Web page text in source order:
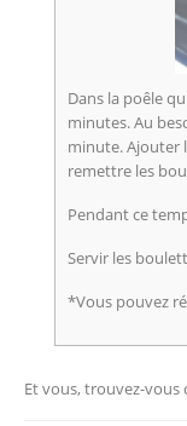
Dans la poêle
minutes. Au
minute. Ajouter
remettre les
Pendant ce
Servir les
*Vous pouvez
Et vous, trouvez-vous